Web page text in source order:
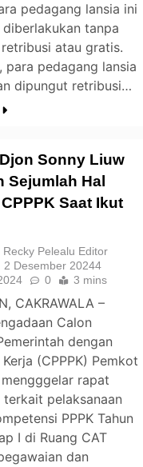
pedagang lansia ini
diberlakukan tanpa
atau gratis.
para pedagang lansia
dipungut retribusi…
Sonny Liuw
Sejumlah Hal
Saat Ikut
Recky Pelealu Editor
2 Desember 20244
0 3 mins
CAKRAWALA –
Calon
dengan
(CPPPK) Pemkot
rapat
terkait pelaksanaan
PPPK Tahun
I di Ruang CAT
dan